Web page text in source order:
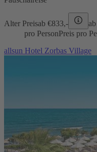
Alter Preisab €833,-
pro PersonPreis pro
allsun Hotel Zorbas Village